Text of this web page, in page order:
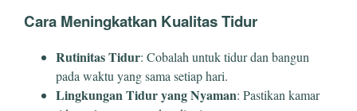
Cara Meningkatkan Kualitas Tidur
Rutinitas Tidur: Cobalah untuk tidur dan bangun
pada waktu yang sama setiap hari.
Lingkungan Tidur yang Nyaman: Pastikan kamar